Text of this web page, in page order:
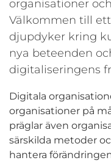
organisationer
Välkommen till
djupdyker kring
nya beteenden
digitaliseringens
Digitala
organisationer på
präglar även
särskilda metoder
hantera